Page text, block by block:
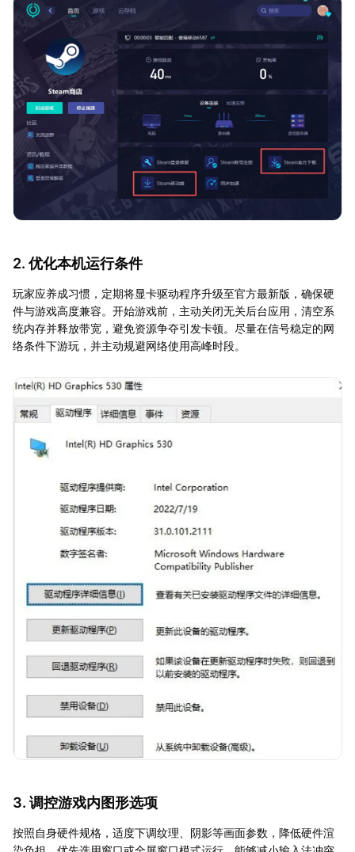
2. 优化本机运行条件
玩家应养成习惯，定期将显卡驱动程序升级至官方最新版，确保硬
件与游戏高度兼容。开始游戏前，主动关闭无关后台应用，清空系
统内存并释放带宽，避免资源争夺引发卡顿。尽量在信号稳定的网
络条件下游玩，并主动规避网络使用高峰时段。
3. 调控游戏内图形选项
按照自身硬件规格，适度下调纹理、阴影等画面参数，降低硬件渲